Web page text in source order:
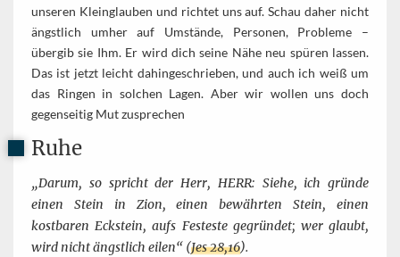
unseren Kleinglauben und richtet uns auf. Schau daher nicht
ängstlich umher auf Umstände, Personen, Probleme –
übergib sie Ihm. Er wird dich seine Nähe neu spüren lassen.
Das ist jetzt leicht dahingeschrieben, und auch ich weiß um
das Ringen in solchen Lagen. Aber wir wollen uns doch
gegenseitig Mut zusprechen
Ruhe
„Darum, so spricht der Herr, HERR: Siehe, ich gründe
einen Stein in Zion, einen bewährten Stein, einen
kostbaren Eckstein, aufs Festeste gegründet; wer glaubt,
wird nicht ängstlich eilen“ (Jes 28,16).